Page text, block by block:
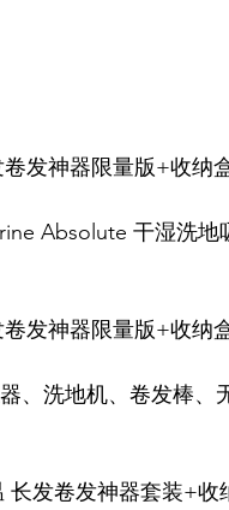
发神器限量版+收纳
Absolute 干湿洗地
发神器限量版+收纳
、洗地机、卷发棒、
发卷发神器套装+收